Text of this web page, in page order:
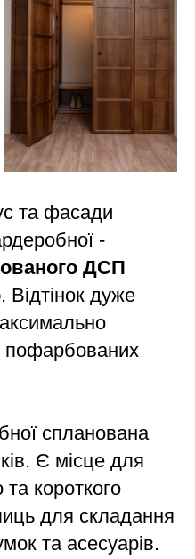
та фасади
-
ДСП
. Відтінок дуже
пофарбованих
спланована
Є місце для
короткого
для складання
та асесуарів.